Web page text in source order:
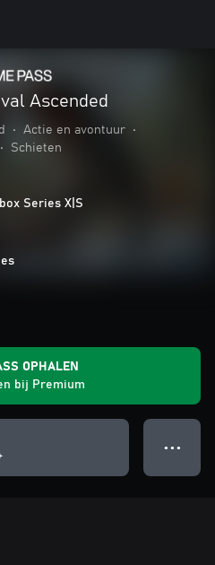
Ascended
• Actie en avontuur
•
• Schieten
Series X|S
OPHALEN
bij Premium
● ● ●